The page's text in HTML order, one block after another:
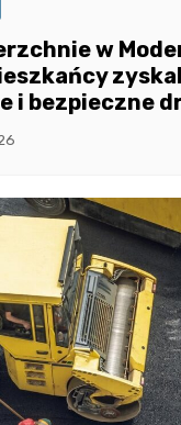
w
i bezpieczne